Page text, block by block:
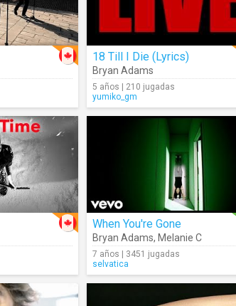
18 Till I Die (Lyrics)
Bryan Adams
5 años | 210 jugadas
yumiko_gm
When You're Gone
Bryan Adams, Melanie C
7 años | 3451 jugadas
selvatica